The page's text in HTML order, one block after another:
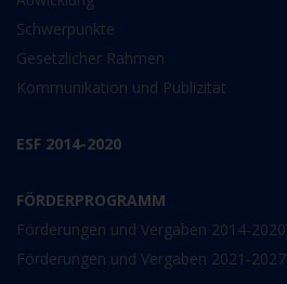
Schwerpunkte
Gesetzlicher Rahmen
Kommunikation und Publizität
ESF 2014-2020
FÖRDERPROGRAMM
Förderungen und Vergaben 2014-2020
Förderungen und Vergaben 2021-2027